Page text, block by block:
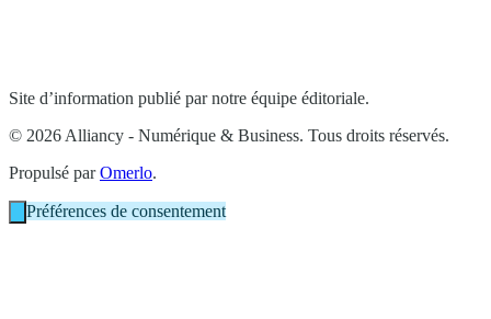
Site d’information publié par notre équipe éditoriale.
© 2026 Alliancy - Numérique & Business. Tous droits réservés.
Propulsé parOmerlo.
Préférences de consentement